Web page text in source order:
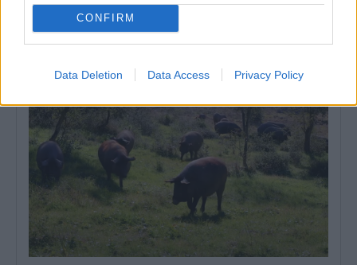
CONFIRM
Data Deletion Data Access Privacy Policy
O Governo vai pagar, até sexta-feira, 31 de julho, um apoio
extraordinário de 20...